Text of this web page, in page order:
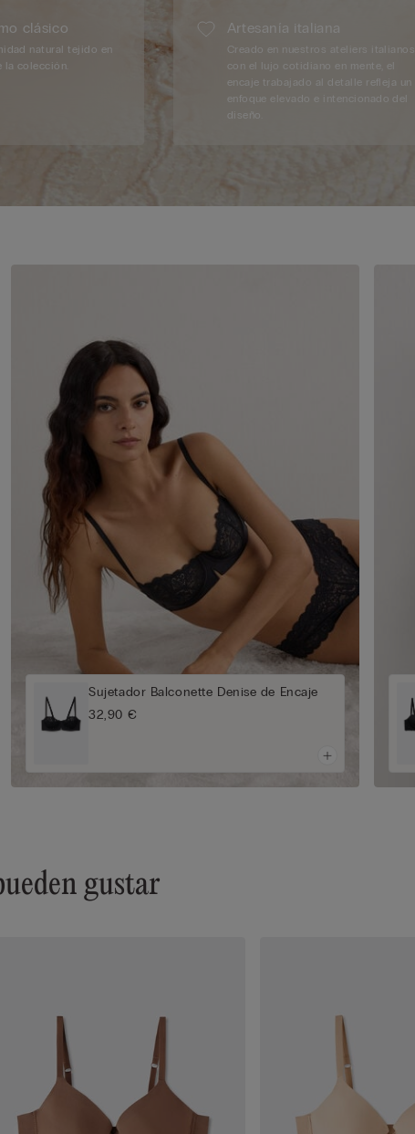
clásico
natural tejido en
la colección.
Artesanía italiana
Creado en nuestros ateliers italianos
con el lujo cotidiano en mente, el
encaje trabajado al detalle refleja un
enfoque elevado e intencionado del
diseño.
Sujetador Balconette Denise de Encaje
32,90 €
gustar